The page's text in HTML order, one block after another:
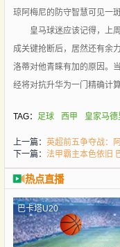
琼阿梅尼的防守智慧可见一斑
皇马球迷应该记得，上周
成关键抢断后，居然还有余
洛蒂对他青睐有加的原因。
经将对抗升华为一门精确计算
TAG： 足球 西甲 皇家马德
上一篇： 英超前五争夺战：
下一篇： 法甲霸主本色依旧
热点直播
巴卡塔U20